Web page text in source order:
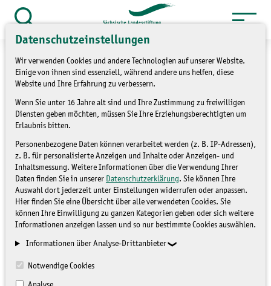
Datenschutzeinstellungen
Wir verwenden Cookies und andere Technologien auf unserer Website.
Einige von ihnen sind essenziell, während andere uns helfen, diese
Website und Ihre Erfahrung zu verbessern.
Wenn Sie unter 16 Jahre alt sind und Ihre Zustimmung zu freiwilligen
Diensten geben möchten, müssen Sie Ihre Erziehungsberechtigten um
Erlaubnis bitten.
Personenbezogene Daten können verarbeitet werden (z. B. IP-Adressen),
z. B. für personalisierte Anzeigen und Inhalte oder Anzeigen- und
Inhaltsmessung. Weitere Informationen über die Verwendung Ihrer
Daten finden Sie in unserer Datenschutzerklärung. Sie können Ihre
Auswahl dort jederzeit unter Einstellungen widerrufen oder anpassen.
Hier finden Sie eine Übersicht über alle verwendeten Cookies. Sie
können Ihre Einwilligung zu ganzen Kategorien geben oder sich weitere
Informationen anzeigen lassen und so nur bestimmte Cookies auswählen.
Informationen über Analyse-Drittanbieter
Notwendige Cookies
Zum
Inhalt
springen
öffnen
Service » Presse und Medien
» Pressemitteilungen
Preiswerter Wohnraum für
Fledermäuse
PRESSEMITTEILUNGEN